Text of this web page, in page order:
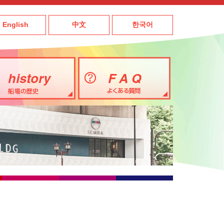
English 中文 한국어